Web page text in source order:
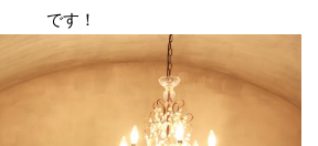
です！